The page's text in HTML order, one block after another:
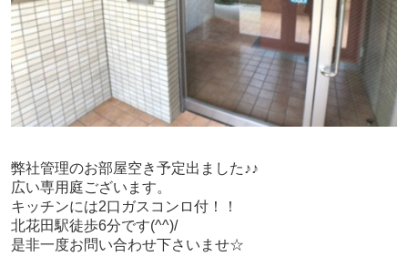
弊社管理のお部屋空き予定出ました♪♪
広い専用庭ございます。
キッチンには2口ガスコンロ付！！
北花田駅徒歩6分です(^^)/
是非一度お問い合わせ下さいませ☆